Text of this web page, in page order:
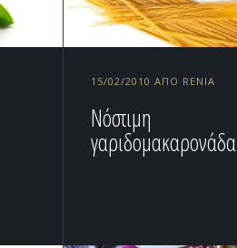
15/02/2010 ΑΠΌ RENIA
Νόστιμη
γαριδομακαρονάδα